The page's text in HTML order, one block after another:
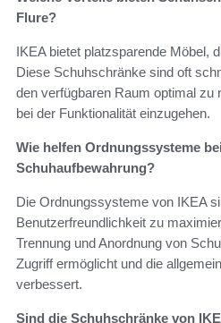
Flure?
IKEA bietet platzsparende Möbel,
Diese Schuhschränke sind oft
den verfügbaren Raum optimal zu
bei der Funktionalität einzugehen.
Wie helfen Ordnungssysteme
Schuhaufbewahrung?
Die Ordnungssysteme von IKEA
Benutzerfreundlichkeit zu
Trennung und Anordnung von
Zugriff ermöglicht und die
verbessert.
Sind die Schuhschränke von